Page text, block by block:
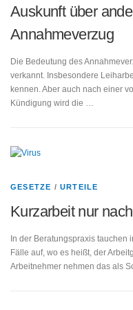
Auskunft über
Annahmeverzug
Die Bedeutung des
verkannt. Insbesondere
kennen. Aber auch nach einer
Kündigung wird die …
GESETZE /URTEILE
Kurzarbeit nur
In der Beratungspraxis
Fälle auf, wo es heißt, der
Arbeitnehmer nehmen das als